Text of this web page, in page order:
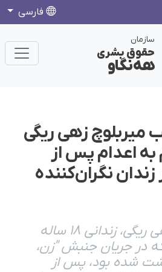
فارسی
سازمان
حقوق بشری
هەنگاو
زهی ریگی
اعدام پس از
نگران‌کننده
شعیب میربلوچ‌ زهی ریگی، زندانی ١٨ ساله
در جریان جنبش "زن،
شده بود، پس از